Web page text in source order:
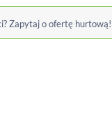
Zapytaj o ofertę hurtową!